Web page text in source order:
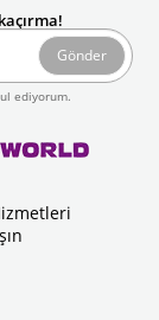
Gönder
ediyorum.